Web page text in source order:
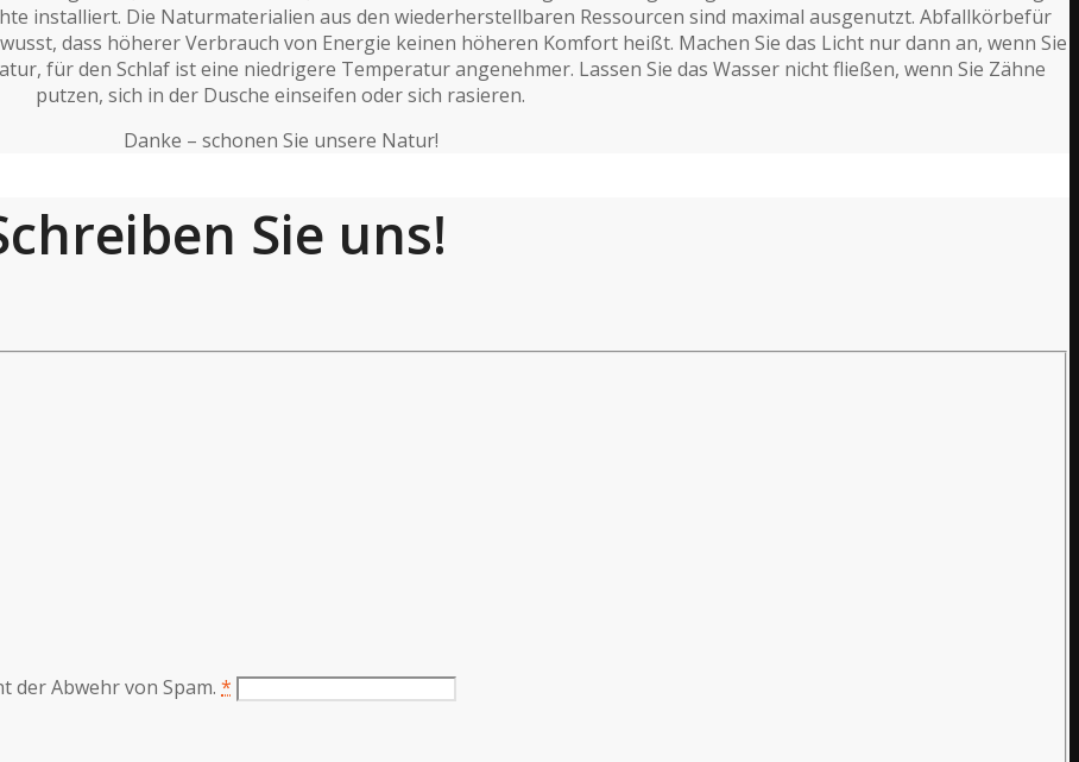
installiert. Die Naturmaterialien aus den wiederherstellbaren Ressourcen sind maximal ausgenutzt. Abfallkörbefür
dass höherer Verbrauch von Energie keinen höheren Komfort heißt. Machen Sie das Licht nur dann an, wenn Sie
für den Schlaf ist eine niedrigere Temperatur angenehmer. Lassen Sie das Wasser nicht fließen, wenn Sie Zähne
putzen, sich in der Dusche einseifen oder sich rasieren.
Danke – schonen Sie unsere Natur!
Sie uns!
der Abwehr von Spam. *